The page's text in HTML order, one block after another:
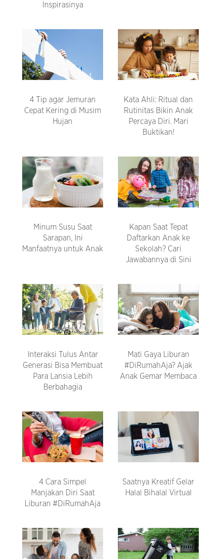
Inspirasinya
4 Tip agar Jemuran
Cepat Kering di Musim
Hujan
Kata Ahli: Ritual dan
Rutinitas Bikin Anak
Percaya Diri. Mari
Buktikan!
Minum Susu Saat
Sarapan, Ini
Manfaatnya untuk Anak
Kapan Saat Tepat
Daftarkan Anak ke
Sekolah? Cari
Jawabannya di Sini
Interaksi Tulus Antar
Generasi Bisa Membuat
Para Lansia Lebih
Berbahagia
Mati Gaya Liburan
#DiRumahAja? Ajak
Anak Gemar Membaca
4 Cara Simpel
Manjakan Diri Saat
Liburan #DiRumahAja
Saatnya Kreatif Gelar
Halal Bihalal Virtual